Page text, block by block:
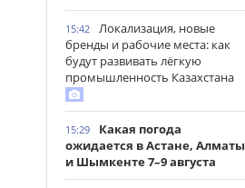
15:42
Локализация, новые
бренды и рабочие места: как
будут развивать лёгкую
промышленность Казахстана
15:29
Какая погода
ожидается в Астане, Алматы
и Шымкенте 7–9 августа